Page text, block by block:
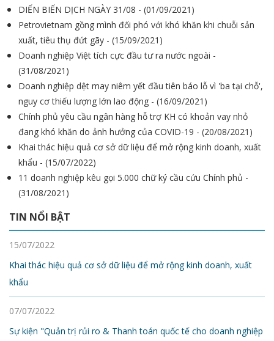
DIẾN BIẾN DỊCH NGÀY 31/08 - (01/09/2021)
Petrovietnam gồng mình đối phó với khó khăn khi chuỗi sản
xuất, tiêu thụ đứt gãy - (15/09/2021)
Doanh nghiệp Việt tích cực đầu tư ra nước ngoài -
(31/08/2021)
Doanh nghiệp dệt may niêm yết đầu tiên báo lỗ vì 'ba tại chỗ',
nguy cơ thiếu lượng lớn lao động - (16/09/2021)
Chính phủ yêu cầu ngân hàng hỗ trợ KH có khoản vay nhỏ
đang khó khăn do ảnh hưởng của COVID-19 - (20/08/2021)
Khai thác hiệu quả cơ sở dữ liệu để mở rộng kinh doanh, xuất
khẩu - (15/07/2022)
11 doanh nghiệp kêu gọi 5.000 chữ ký cầu cứu Chính phủ -
(31/08/2021)
TIN NỔI BẬT
15/07/2022
Khai thác hiệu quả cơ sở dữ liệu để mở rộng kinh doanh, xuất
khẩu
07/07/2022
Sự kiện "Quản trị rủi ro & Thanh toán quốc tế cho doanh nghiệp